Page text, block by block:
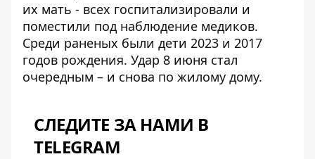
их мать - всех госпитализировали и
поместили под наблюдение медиков.
Среди раненых были дети 2023 и 2017
годов рождения. Удар 8 июня стал
очередным – и снова по жилому дому.
СЛЕДИТЕ ЗА НАМИ В
TELEGRAM